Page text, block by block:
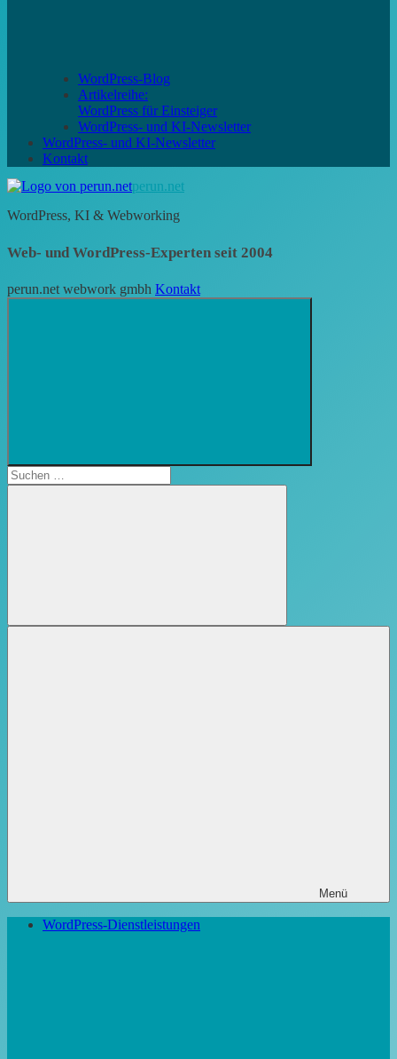
WordPress-Blog
Artikelreihe:
WordPress für Einsteiger
WordPress- und KI-Newsletter
WordPress- und KI-Newsletter
Kontakt
perun.net
WordPress, KI & Webworking
Web- und WordPress-Experten seit 2004
perun.net webwork gmbh Kontakt
öffnen
Suchen
nach:
Suchen
Menü
WordPress-Dienstleistungen